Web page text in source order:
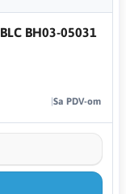
BH03-05031
Sa PDV-om